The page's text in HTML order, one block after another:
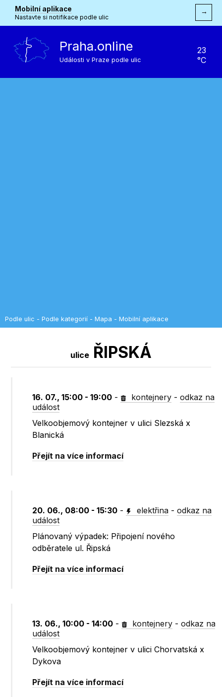
Mobilní aplikace
Nastavte si notifikace podle ulic
→
Praha.online
Události v Praze podle ulic
23
°C
Podle ulic - Podle kategorií - Mapa - Mobilní aplikace
ulice ŘIPSKÁ
16. 07., 15:00 - 19:00 - kontejnery -odkaz na
událost
Velkoobjemový kontejner v ulici Slezská x
Blanická
Přejít na více informací
20. 06., 08:00 - 15:30 - elektřina -odkaz na
událost
Plánovaný výpadek: Připojení nového
odběratele ul. Řipská
Přejít na více informací
13. 06., 10:00 - 14:00 - kontejnery -odkaz na
událost
Velkoobjemový kontejner v ulici Chorvatská x
Dykova
Přejít na více informací